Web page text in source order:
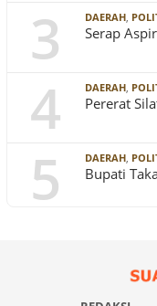
3 DAERAH,
Serap
4 DAERAH,
Pererat
5 DAERAH,
Bupati